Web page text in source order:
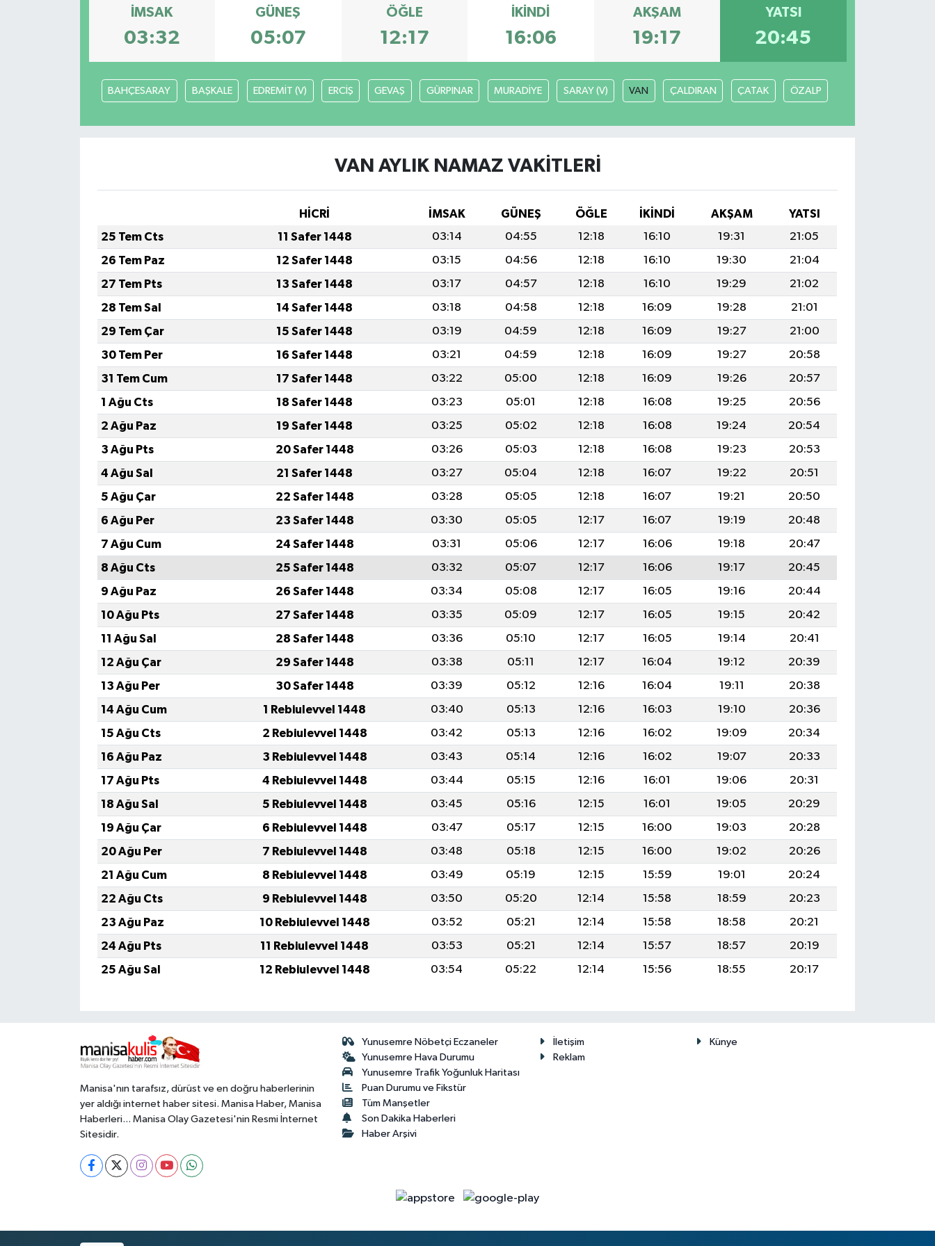
İMSAK
03:32
GÜNEŞ
05:07
ÖĞLE
12:17
İKINDI
16:06
AKŞAM
19:17
YATSI
20:45
BAHÇESARAY BAŞKALE EDREMİT (V) ERCİŞ GEVAŞ GÜRPINAR MURADİYE SARAY (V) VAN ÇALDIRAN ÇATAK ÖZALP
VAN AYLIK NAMAZ VAKITLERI
HİCRİ İMSAK GÜNEŞ ÖĞLE İKINDI AKŞAM
YATSI
25 Tem Cts
11 Safer 1448 03:14 04:55 12:18 16:10 19:31
21:05
26 Tem Paz
12 Safer 1448 03:15 04:56 12:18 16:10 19:30
21:04
27 Tem Pts
13 Safer 1448 03:17 04:57 12:18 16:10 19:29
21:02
28 Tem Sal
14 Safer 1448 03:18 04:58 12:18 16:09 19:28
21:01
29 Tem Çar
15 Safer 1448 03:19 04:59 12:18 16:09 19:27
21:00
30 Tem Per
16 Safer 1448 03:21 04:59 12:18 16:09 19:27
20:58
31 Tem Cum
17 Safer 1448 03:22 05:00 12:18 16:09 19:26
20:57
1 Ağu Cts
18 Safer 1448 03:23 05:01 12:18 16:08 19:25
20:56
2 Ağu Paz
19 Safer 1448 03:25 05:02 12:18 16:08 19:24
20:54
3 Ağu Pts
20 Safer 1448 03:26 05:03 12:18 16:08 19:23
20:53
4 Ağu Sal
21 Safer 1448 03:27 05:04 12:18 16:07 19:22
20:51
5 Ağu Çar
22 Safer 1448 03:28 05:05 12:18 16:07 19:21
20:50
6 Ağu Per
23 Safer 1448 03:30 05:05 12:17 16:07 19:19
20:48
7 Ağu Cum
24 Safer 1448 03:31 05:06 12:17 16:06 19:18
20:47
8 Ağu Cts
25 Safer 1448 03:32 05:07 12:17 16:06 19:17
20:45
9 Ağu Paz
26 Safer 1448 03:34 05:08 12:17 16:05 19:16
20:44
10 Ağu Pts
27 Safer 1448 03:35 05:09 12:17 16:05 19:15
20:42
11 Ağu Sal
28 Safer 1448 03:36 05:10 12:17 16:05 19:14
20:41
12 Ağu Çar
29 Safer 1448 03:38 05:11 12:17 16:04 19:12
20:39
13 Ağu Per
30 Safer 1448 03:39 05:12 12:16 16:04 19:11
20:38
14 Ağu Cum
1 Rebiulevvel 1448 03:40 05:13 12:16 16:03 19:10
20:36
15 Ağu Cts
2 Rebiulevvel 1448 03:42 05:13 12:16 16:02 19:09
20:34
16 Ağu Paz
3 Rebiulevvel 1448 03:43 05:14 12:16 16:02 19:07
20:33
17 Ağu Pts
4 Rebiulevvel 1448 03:44 05:15 12:16 16:01 19:06
20:31
18 Ağu Sal
5 Rebiulevvel 1448 03:45 05:16 12:15 16:01 19:05
20:29
19 Ağu Çar
6 Rebiulevvel 1448 03:47 05:17 12:15 16:00 19:03
20:28
20 Ağu Per
7 Rebiulevvel 1448 03:48 05:18 12:15 16:00 19:02
20:26
21 Ağu Cum
8 Rebiulevvel 1448 03:49 05:19 12:15 15:59 19:01
20:24
22 Ağu Cts
9 Rebiulevvel 1448 03:50 05:20 12:14 15:58 18:59
20:23
23 Ağu Paz
10 Rebiulevvel 1448 03:52 05:21 12:14 15:58 18:58
20:21
24 Ağu Pts
11 Rebiulevvel 1448 03:53 05:21 12:14 15:57 18:57
20:19
25 Ağu Sal
12 Rebiulevvel 1448 03:54 05:22 12:14 15:56 18:55 20:17
Manisa'nın tarafsız, dürüst ve en doğru haberlerinin
yer aldığı internet haber sitesi. Manisa Haber, Manisa
Haberleri... Manisa Olay Gazetesi'nin Resmi İnternet
Sitesidir.
Yunusemre Nöbetçi Eczaneler
Yunusemre Hava Durumu
Yunusemre Trafik Yoğunluk Haritası
Puan Durumu ve Fikstür
Tüm Manşetler
Son Dakika Haberleri
Haber Arşivi
İletişim
Künye
Reklam